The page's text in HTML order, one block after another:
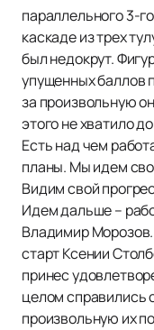
параллельного 3-
каскаде из трех
был недокрут.
упущенных баллов
за произвольную
этого не хватило
Есть над чем
планы. Мы идем
Видим свой
Идем дальше –
Владимир
старт Ксении
принес
целом справились
произвольную их